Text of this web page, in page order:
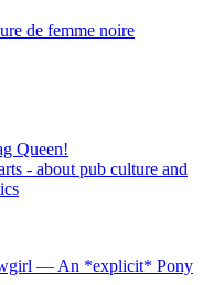
de femme noire
Queen!
- about pub culture and
— An *explicit* Pony